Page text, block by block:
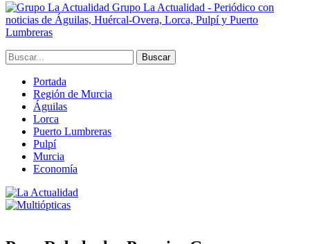
Grupo La Actualidad - Periódico con
noticias de Águilas, Huércal-Overa, Lorca, Pulpí y Puerto
Lumbreras
Portada
Región de Murcia
Águilas
Lorca
Puerto Lumbreras
Pulpí
Murcia
Economía